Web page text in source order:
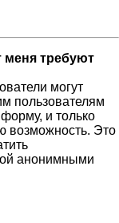
меня требуют
могут
пользователям
и только
возможность. Это
анонимными